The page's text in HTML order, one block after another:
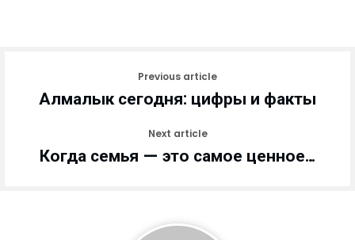
Previous article
Алмалык сегодня: цифры и факты
Next article
Когда семья — это самое ценное…